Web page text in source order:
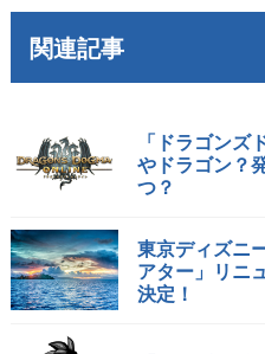
関連記事
「ドラゴンズ
やドラゴン？
つ？
東京ディズニ
アター」リニ
決定！